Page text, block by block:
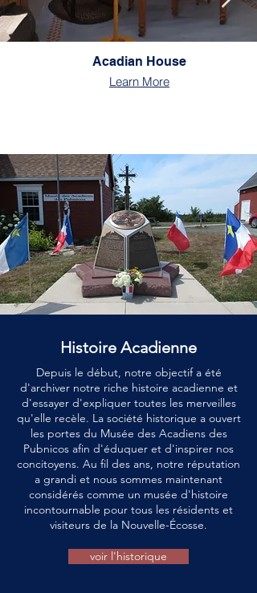
Acadian House
Learn More
Histoire Acadienne
Depuis le début, notre objectif a été
d'archiver notre riche histoire acadienne et
d'essayer d'expliquer toutes les merveilles
qu'elle recèle. La société historique a ouvert
les portes du Musée des Acadiens des
Pubnicos afin d'éduquer et d'inspirer nos
concitoyens. Au fil des ans, notre réputation
a grandi et nous sommes maintenant
considérés comme un musée d'histoire
incontournable pour tous les résidents et
visiteurs de la Nouvelle-Écosse.
voir l'historique